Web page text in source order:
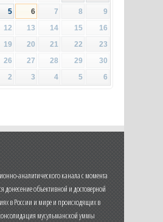
5 6 7 8
9
12 13 14 15
16
19 20 21 22
23
26 27 28 29
30
2 3 4 5 6
аналитического канала с момента
донесение объективной и достоверной
в России и мире и происходящих в
мусульманской уммы